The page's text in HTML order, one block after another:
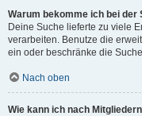
Warum bekomme ich bei der
Deine Suche lieferte zu viele
verarbeiten. Benutze die
ein oder beschränke die
Nach oben
Wie kann ich nach